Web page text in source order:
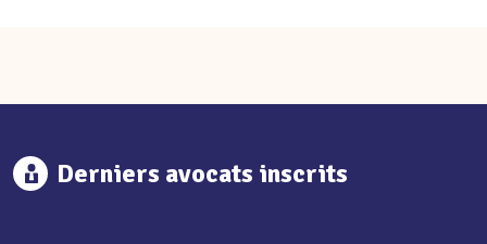
Derniers avocats inscrits